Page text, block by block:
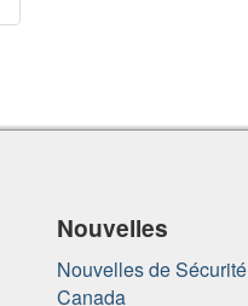
Nouvelles
Nouvelles de
Canada